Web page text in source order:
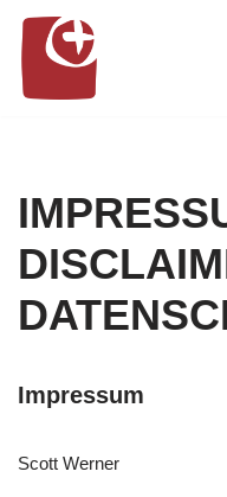
Zum
Inhalt
Impressum
Scott Werner